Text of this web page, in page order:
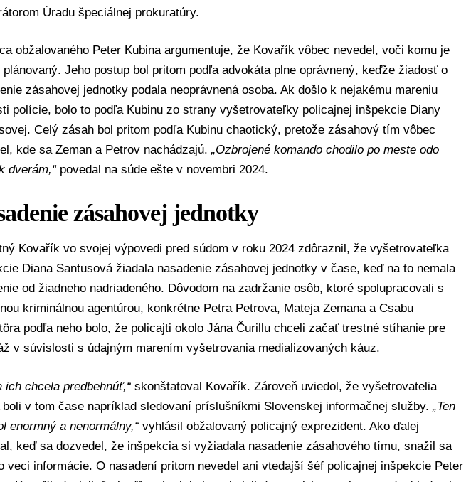
Úradu špeciálnej prokuratúry.
obžalovaného Peter Kubinaargumentuje, že Kovařík vôbec nevedel, voči komu je
plánovaný. Jeho postup bol pritom podľa advokáta plne oprávnený, keďže žiadosť o
zásahovej jednotky podala neoprávnená osoba. Ak došlo k nejakému mareniu
polície, bolo to podľa Kubinu zo strany vyšetrovateľky policajnej inšpekcie Diany
Celý zásah bol pritom podľa Kubinu chaotický, pretože zásahový tím vôbec
kde sa Zeman a Petrov nachádzajú. „Ozbrojené komando chodilo po meste odo
dverám,“povedal na súde ešte v novembri 2024.
zásahovej jednotky
Kovařík vo svojej výpovedi pred súdom v roku 2024 zdôraznil, že vyšetrovateľka
Diana Santusová žiadala nasadenie zásahovej jednotky v čase, keď na to nemala
od žiadneho nadriadeného. Dôvodom na zadržanie osôb, ktoré spolupracovali s
kriminálnou agentúrou, konkrétne Petra Petrova, Mateja Zemana aCsabu
podľa neho bolo, že policajti okolo Jána Čurillu chceli začať trestné stíhanie pre
v súvislosti s údajným marením vyšetrovania medializovaných káuz.
ich chcela predbehnúť,“skonštatoval Kovařík. Zároveň uviedol, že vyšetrovatelia
boli v tom čase napríklad sledovaní príslušníkmi Slovenskej informačnej služby. „Ten
enormný a nenormálny,“vyhlásil obžalovaný policajný exprezident. Ako ďalej
keď sa dozvedel, že inšpekcia si vyžiadala nasadenie zásahového tímu, snažil sa
veci informácie. O nasadení pritom nevedel ani vtedajší šéf policajnej inšpekcie Peter